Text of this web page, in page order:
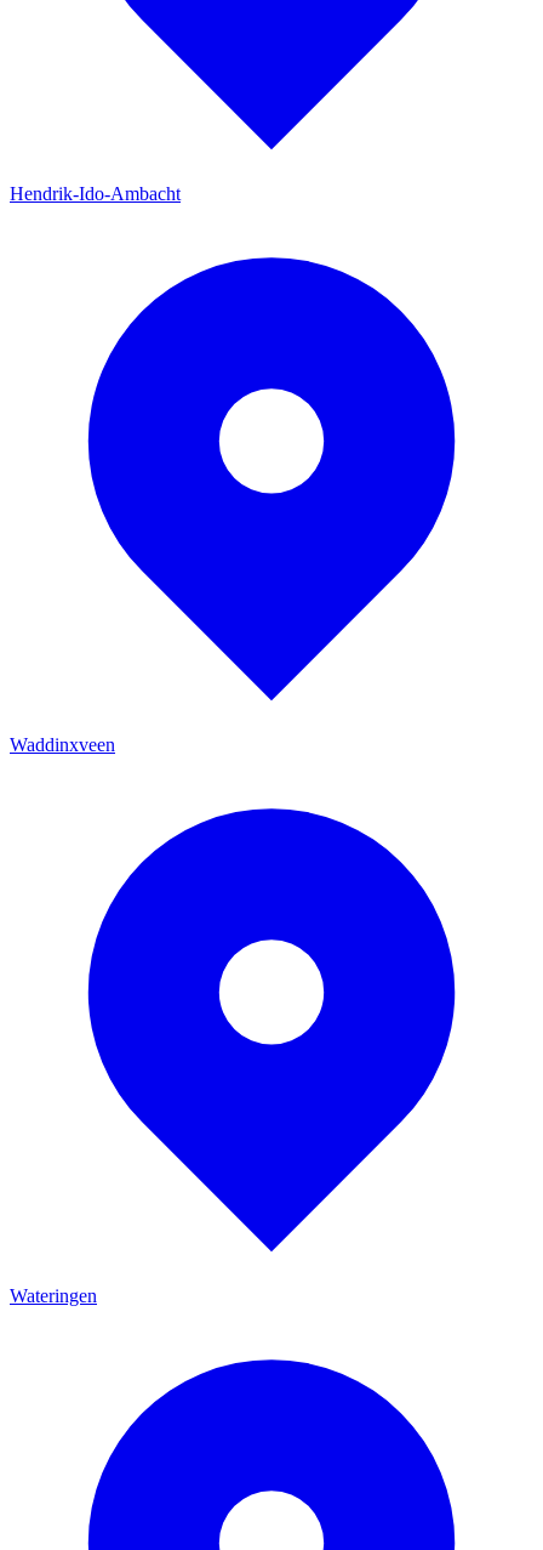
Hendrik-Ido-Ambacht
Waddinxveen
Wateringen